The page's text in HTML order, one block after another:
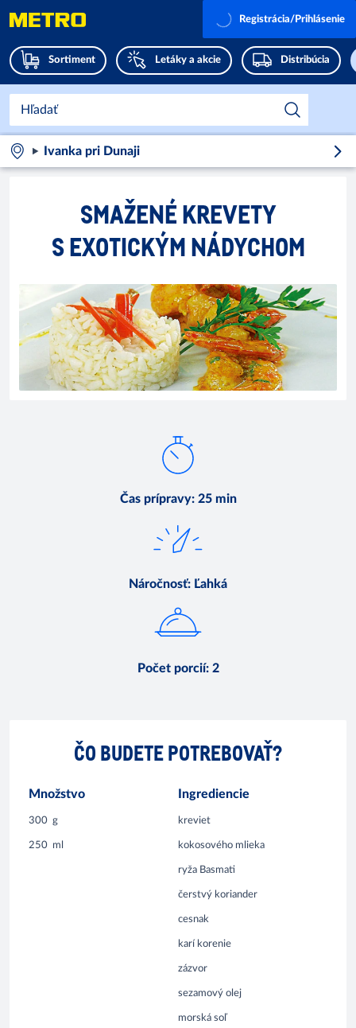
Sortiment Letáky a akcie Distribúcia
Registrácia/Prihlásenie
Ivanka pri Dunaji
SMAŽENÉ KREVETY
S EXOTICKÝM NÁDYCHOM
Čas prípravy: 25 min
Náročnosť: Ľahká
Počet porcií: 2
ČO BUDETE POTREBOVAŤ?
Množstvo Ingrediencie
300 g kreviet
250 ml kokosového mlieka
ryža Basmati
čerstvý koriander
cesnak
karí korenie
zázvor
sezamový olej
morská soľ